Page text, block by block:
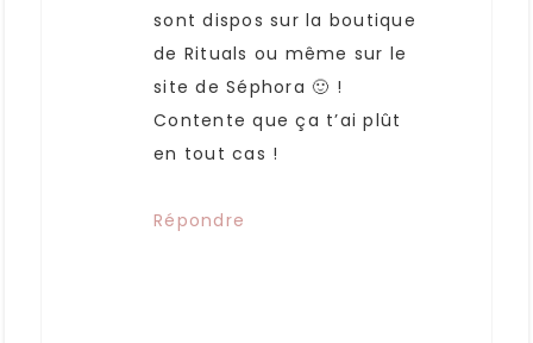
sont dispos sur la boutique
de Rituals ou même sur le
site de Séphora 🙂 !
Contente que ça t’ai plût
en tout cas !
Répondre